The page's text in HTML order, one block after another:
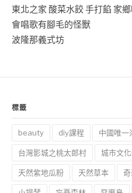
東北之家 酸菜水餃 手打餡 家
會唱歌有腳毛的怪獸
波隆那義式坊
標籤
beauty diy課程 中國唯一
台灣影城之桃太郎村 城市文
天然紫地瓜粉 天然草本